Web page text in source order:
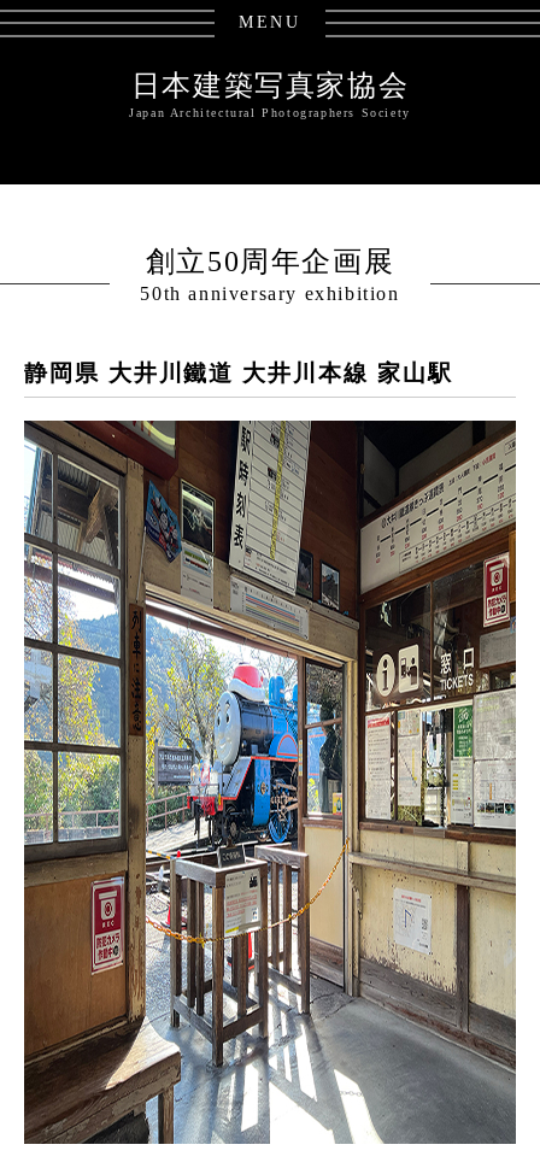
MENU
日本建築写真家協会
Japan Architectural Photographers Society
創立50周年企画展
50th anniversary exhibition
静岡県 大井川鐵道 大井川本線 家山駅